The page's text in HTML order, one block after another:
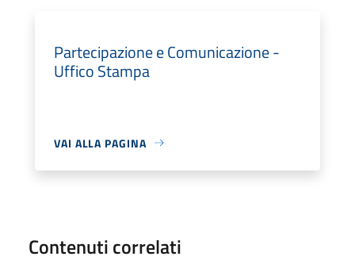
Partecipazione e Comunicazione -
Uffico Stampa
VAI ALLA PAGINA
Contenuti correlati